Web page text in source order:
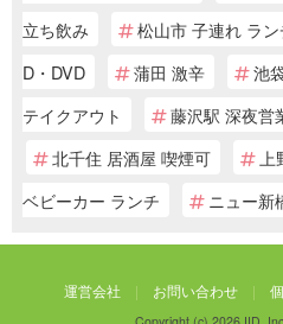
立ち飲み
松山市 子連れ ラン
D・DVD
蒲田 激辛 池
テイクアウト
藤沢駅 深夜営
北千住 居酒屋 喫煙可
ベビーカー ランチ
ニュー新
運営会社 お問い合わせ